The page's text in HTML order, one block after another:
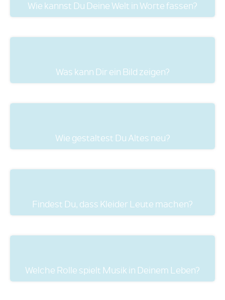
Wie kannst Du Deine Welt in Worte fassen?
Was kann Dir ein Bild zeigen?
Wie gestaltest Du Altes neu?
Findest Du, dass Kleider Leute machen?
Welche Rolle spielt Musik in Deinem Leben?